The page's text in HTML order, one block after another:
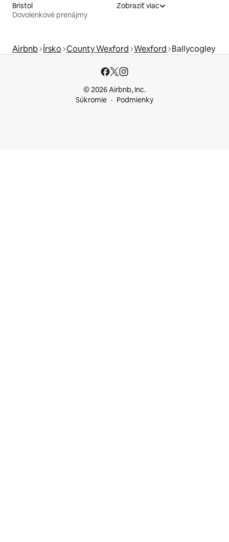
Bristol
Dovolenkové prenájmy
Zobraziť viac
Airbnb Írsko County Wexford Wexford Ballycogley
© 2026 Airbnb, Inc.
Súkromie
Podmienky